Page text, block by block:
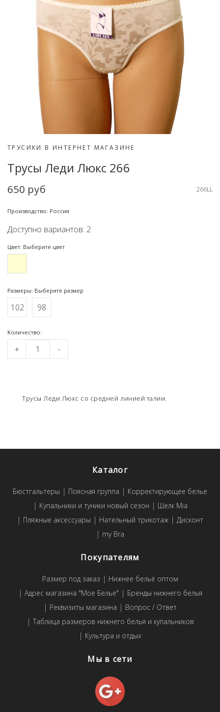
ТРУСИКИ В ИНТЕРНЕТ МАГАЗИНЕ
Трусы Леди Люкс 266
650 руб 266LL
Производство: Россия
Доступно вариантов: 2
Цвет: Выберите цвет
Размеры: Выберите размер
102 98
Kоличество:
+ -
Трусы Леди Люкс со средней линией талии.
Каталог
Бюстгальтеры Поясная группа
Корректирующее белье
Купальники и туники новый сезон
Шелк Mia
Пляжные аксессуары
Нательный трикотаж
Дисконт
my Bra
Покупателям
Размер под заказ
Нижнее бельё оптом
Адрес магазина "Мое Белье"
Бренды нижнего белья
Реквизиты магазина
Вопрос / Ответ
Таблица размеров нижнего белья и купальников
Культура и отдых
Мы в сети